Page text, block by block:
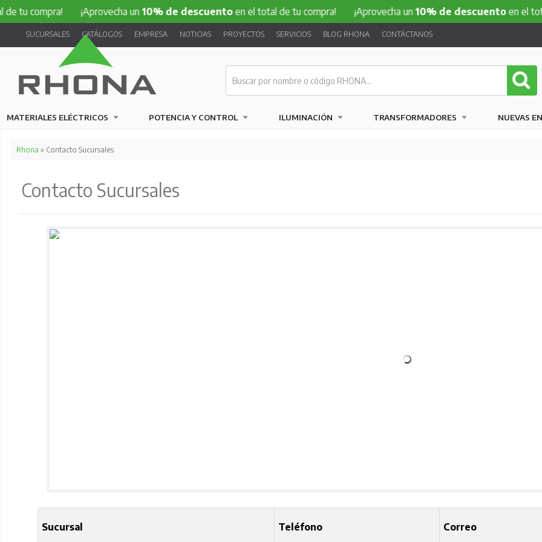
¡Aprovecha un10% de descuentoen el total de tu compra! ¡Aprovecha un10% de descuentoen el total de tu
SUCURSALES CATÁLOGOS EMPRESA NOTICIAS PROYECTOS SERVICIOS BLOG RHONA CONTÁCTANOS
MATERIALES ELÉCTRICOS POTENCIA Y CONTROL ILUMINACIÓN TRANSFORMADORES NUEVAS
Rhona » Contacto Sucursales
Contacto Sucursales
Sucursal Teléfono Correo